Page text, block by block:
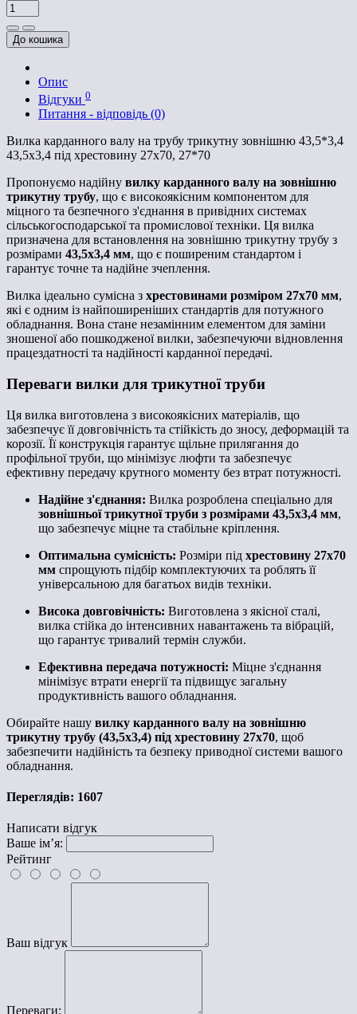
До кошика
Опис
Відгуки 0
Питання - відповідь (0)
Вилка карданного валу на трубу трикутну зовнішню 43,5*3,4
43,5х3,4 під хрестовину 27х70, 27*70
Пропонуємо надійну вилку карданного валу на зовнішню
трикутну трубу, що є високоякісним компонентом для
міцного та безпечного з'єднання в привідних системах
сільськогосподарської та промислової техніки. Ця вилка
призначена для встановлення на зовнішню трикутну трубу з
розмірами 43,5х3,4 мм, що є поширеним стандартом і
гарантує точне та надійне зчеплення.
Вилка ідеально сумісна з хрестовинами розміром 27х70 мм,
які є одним із найпоширеніших стандартів для потужного
обладнання. Вона стане незамінним елементом для заміни
зношеної або пошкодженої вилки, забезпечуючи відновлення
працездатності та надійності карданної передачі.
Переваги вилки для трикутної труби
Ця вилка виготовлена з високоякісних матеріалів, що
забезпечує її довговічність та стійкість до зносу, деформацій та
корозії. Її конструкція гарантує щільне прилягання до
профільної труби, що мінімізує люфти та забезпечує
ефективну передачу крутного моменту без втрат потужності.
Надійне з'єднання: Вилка розроблена спеціально для
зовнішньої трикутної труби з розмірами 43,5х3,4 мм,
що забезпечує міцне та стабільне кріплення.
Оптимальна сумісність: Розміри під хрестовину 27х70
мм спрощують підбір комплектуючих та роблять її
універсальною для багатьох видів техніки.
Висока довговічність: Виготовлена з якісної сталі,
вилка стійка до інтенсивних навантажень та вібрацій,
що гарантує тривалий термін служби.
Ефективна передача потужності: Міцне з'єднання
мінімізує втрати енергії та підвищує загальну
продуктивність вашого обладнання.
Обирайте нашу вилку карданного валу на зовнішню
трикутну трубу (43,5х3,4) під хрестовину 27х70, щоб
забезпечити надійність та безпеку приводної системи вашого
обладнання.
Переглядів: 1607
Написати відгук
Ваше ім’я:
Рейтинг
Ваш відгук
Переваги: